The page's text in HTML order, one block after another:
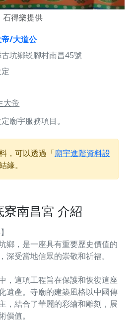
石得樂提供
/大道公
坑鄉崁腳村南昌45號
大帝
廟宇服務項目。
，可以透過「廟宇進階資料設
緣。
南昌宮 介紹
鄉，是一座具有重要歷史價值的
深受當地信眾的崇敬和祈福。
，這項工程旨在保護和恢復這座
遺產。寺廟的建築風格以中國傳
，結合了華麗的彩繪和雕刻，展
價值。